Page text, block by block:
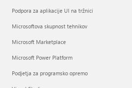
Podpora za aplikacije UI na tržnici
Microsoftova skupnost tehnikov
Microsoft Marketplace
Microsoft Power Platform
Podjetja za programsko opremo